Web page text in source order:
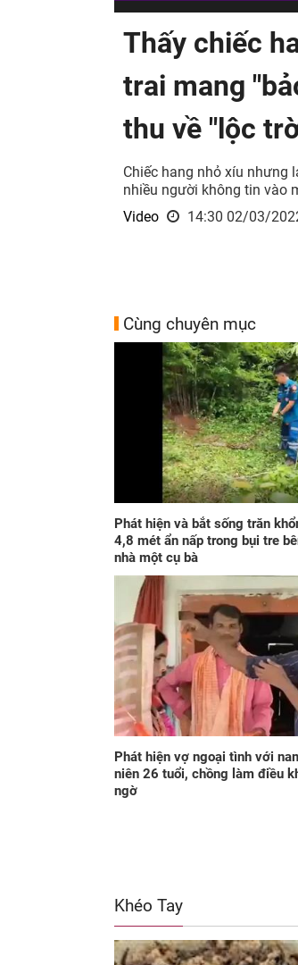
Thấy chiếc
trai mang
thu về "lộc
Chiếc hang nhỏ xíu nhưng
nhiều người không tin vào
Video
14:30 02/03/
Cùng chuyên mục
Phát hiện và bắt sống trăn
4,8 mét ẩn nấp trong bụi tre
nhà một cụ bà
Phát hiện vợ ngoại tình với
niên 26 tuổi, chồng làm điều
ngờ
Khéo Tay